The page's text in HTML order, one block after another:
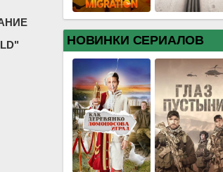
НОВИНКИ СЕРИАЛОВ